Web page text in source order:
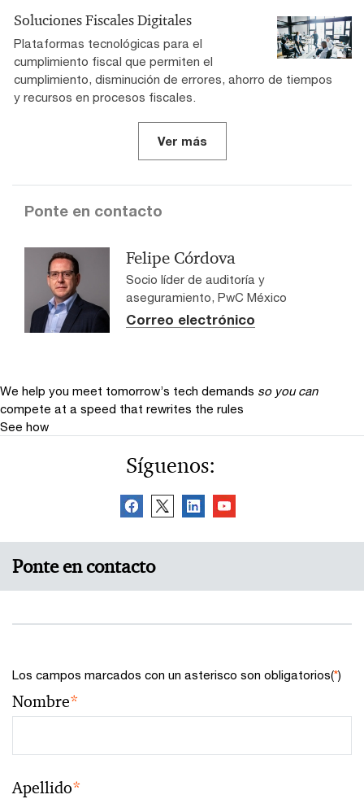
Soluciones Fiscales Digitales
Plataformas tecnológicas para el
cumplimiento fiscal que permiten el
cumplimiento, disminución de errores, ahorro de tiempos
y recursos en procesos fiscales.
Ver más
Ponte en contacto
Felipe Córdova
Socio líder de auditoría y
aseguramiento, PwC México
Correo electrónico
We help you meet tomorrow’s tech demands so you can
compete at a speed that rewrites the rules
See how
Síguenos:
Ponte en contacto
Los campos marcados con un asterisco son obligatorios(*)
Nombre*
Apellido*